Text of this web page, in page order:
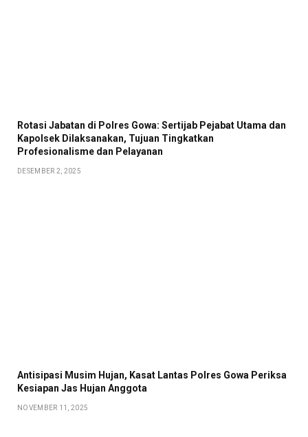
Rotasi Jabatan di Polres Gowa: Sertijab Pejabat Utama dan
Kapolsek Dilaksanakan, Tujuan Tingkatkan
Profesionalisme dan Pelayanan
DESEMBER 2, 2025
Antisipasi Musim Hujan, Kasat Lantas Polres Gowa Periksa
Kesiapan Jas Hujan Anggota
NOVEMBER 11, 2025